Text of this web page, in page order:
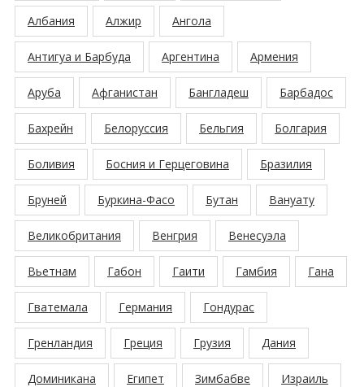
Албания Алжир Ангола
Антигуа и Барбуда Аргентина Армения
Аруба Афганистан Бангладеш Барбадос
Бахрейн Белоруссия Бельгия Болгария
Боливия Босния и Герцеговина Бразилия
Бруней Буркина-Фасо Бутан Вануату
Великобритания Венгрия Венесуэла
Вьетнам Габон Гаити Гамбия Гана
Гватемала Германия Гондурас
Гренландия Греция Грузия Дания
Доминикана Египет Зимбабве Израиль